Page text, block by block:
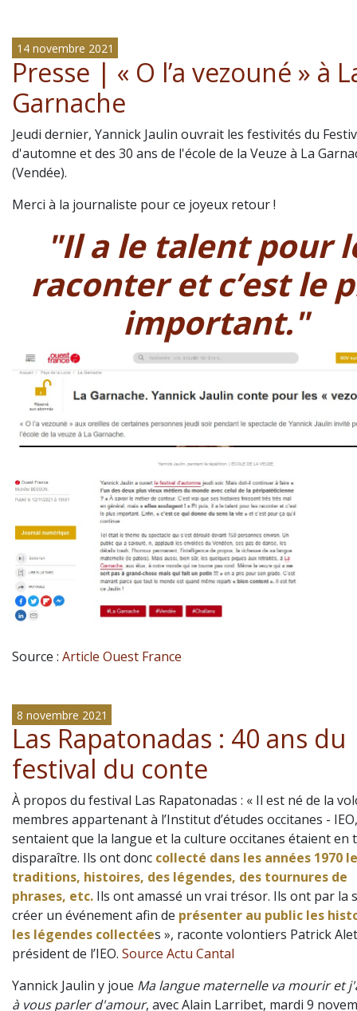
14 novembre 2021
Presse | « O l’a vezouné » à
Garnache
Jeudi dernier, Yannick Jaulin ouvrait les festivités du
d'automne et des 30 ans de l'école de la Veuze à La
(Vendée).
Merci à la journaliste pour ce joyeux retour !
"Il a le talent pour
raconter et c’est le
important."
Source : Article Ouest France
8 novembre 2021
Las Rapatonadas : 40 ans du
festival du conte
À propos du festival Las Rapatonadas : « Il est né de la
membres appartenant à l’Institut d’études occitanes -
sentaient que la langue et la culture occitanes étaient en
disparaître. Ils ont donc collecté dans les années 1970
traditions, histoires, des légendes, des tournures de
phrases, etc. Ils ont amassé un vrai trésor. Ils ont par la
créer un événement afin de présenter au public les
les légendes collectées », raconte volontiers Patrick
président de l’IEO. Source Actu Cantal
Yannick Jaulin y joue Ma langue maternelle va mourir et
à vous parler d'amour, avec Alain Larribet, mardi 9